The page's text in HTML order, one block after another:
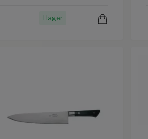
I lager